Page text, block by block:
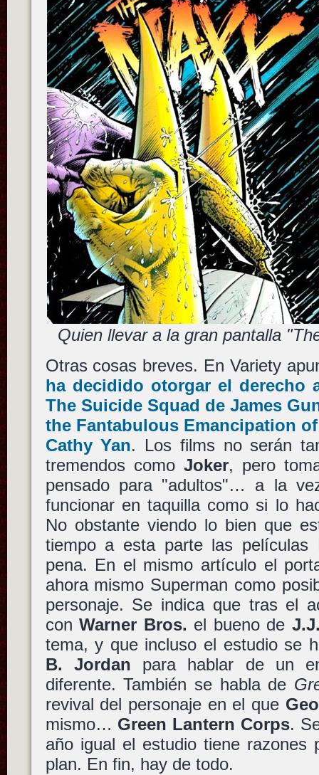
Quien llevar a la gran pantalla
Otras cosas breves. En Variety
ha decidido otorgar el derecho
The Suicide Squad de James
the Fantabulous Emancipation
Cathy Yan. Los films no serán
tremendos como Joker, pero
pensado para "adultos"… a la
funcionar en taquilla como si lo
No obstante viendo lo bien que
tiempo a esta parte las
pena. En el mismo artículo el
ahora mismo Superman como
personaje. Se indica que tras el
conWarner Bros. el bueno de
tema, y que incluso el estudio se
B. Jordan para hablar de un
diferente. También se habla de
revival del personaje en el que
mismo… Green Lantern Corps.
año igual el estudio tiene razones
plan. En fin, hay de todo.